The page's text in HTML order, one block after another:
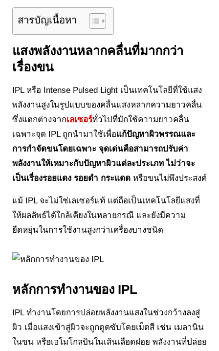
สารบัญเนื้อหา
แสงพลังงานหลากคลื่นที่มากกว่า
เรื่องขน
IPL หรือ Intense Pulsed Light เป็นเทคโนโลยีที่ใช้แสง
พลังงานสูงในรูปแบบของคลื่นแสงหลากความยาวคลื่น
ซึ่งแตกต่างจากเลเซอร์ทั่วไปที่มักใช้ความยาวคลื่น
เฉพาะจุด IPL ถูกนำมาใช้เพื่อแก้ปัญหาผิวพรรณและ
การกำจัดขนโดยเฉพาะ จุดเด่นคือสามารถปรับค่า
พลังงานให้เหมาะกับปัญหาผิวแต่ละประเภท ไม่ว่าจะ
เป็นเรื่องรอยแดง รอยดำ กระแดด หรือขนไม่พึงประสงค์
แม้ IPL จะไม่ใช่เลเซอร์แท้ แต่ถือเป็นเทคโนโลยีแสงที่
ให้ผลลัพธ์ได้ใกล้เคียงในหลายกรณี และยังมีความ
ยืดหยุ่นในการใช้งานสูงกว่าเครื่องบางชนิด
หลักการทำงานของ IPL
IPL ทำงานโดยการปล่อยพลังงานแสงในช่วงกว้างลงสู่
ผิว เมื่อแสงเข้าสู่ผิวจะถูกดูดซับโดยเม็ดสี เช่น เมลานิน
ในขน หรือเฮโมโกลบินในเส้นเลือดฝอย พลังงานที่ปล่อย